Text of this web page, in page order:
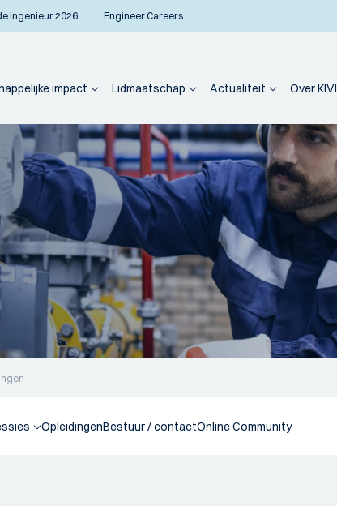
Ingenieur 2026 Engineer Careers
impact Lidmaatschap Actualiteit Over KIVI
OpleidingenBestuur / contactOnline Community